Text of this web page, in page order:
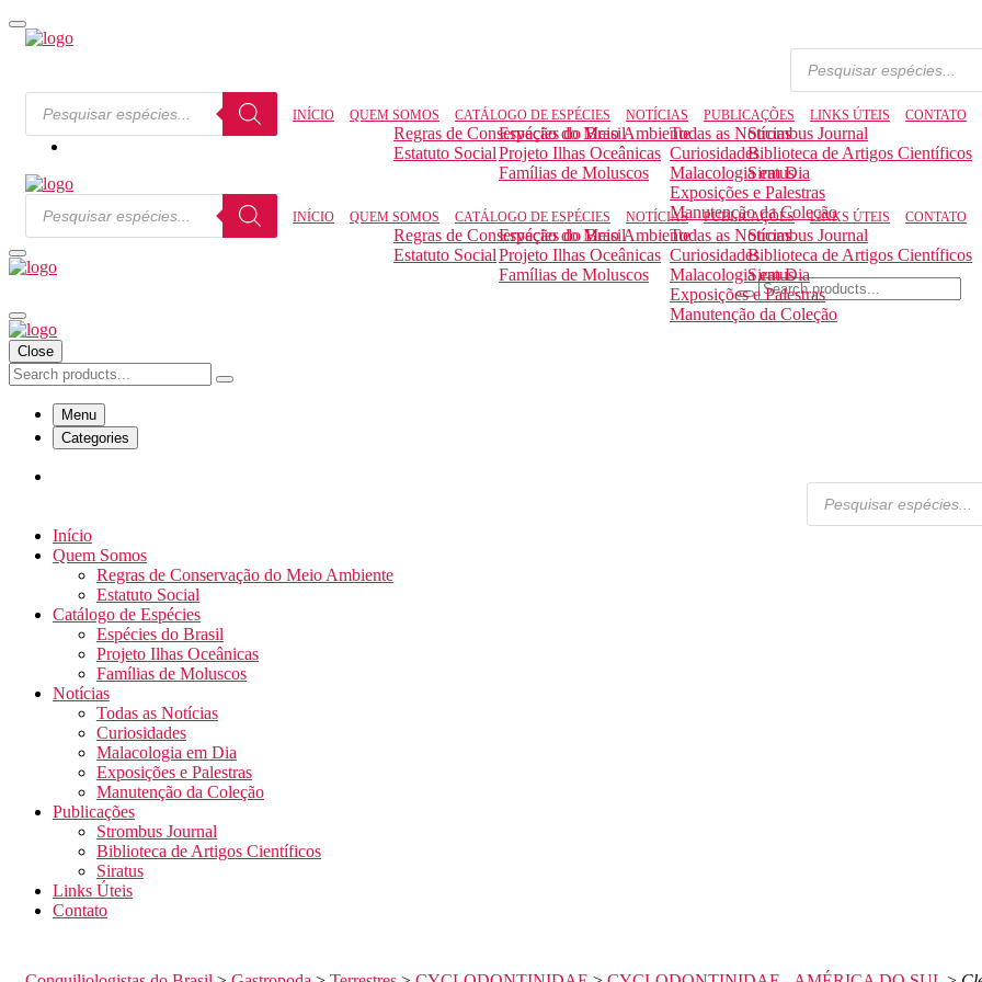
INÍCIO QUEM SOMOS
Regras de Conservação do Meio Ambiente
Estatuto Social
CATÁLOGO DE ESPÉCIES
Espécies do Brasil
Projeto Ilhas Oceânicas
Famílias de Moluscos
NOTÍCIAS
Todas as Notícias
Curiosidades
Malacologia em Dia
Exposições e Palestras
Manutenção da Coleção
PUBLICAÇÕES
Strombus Journal
Biblioteca de Artigos Científicos
Siratus
LINKS ÚTEIS CONTATO
INÍCIO QUEM SOMOS
Regras de Conservação do Meio Ambiente
Estatuto Social
CATÁLOGO DE ESPÉCIES
Espécies do Brasil
Projeto Ilhas Oceânicas
Famílias de Moluscos
NOTÍCIAS
Todas as Notícias
Curiosidades
Malacologia em Dia
Exposições e Palestras
Manutenção da Coleção
PUBLICAÇÕES
Strombus Journal
Biblioteca de Artigos Científicos
Siratus
LINKS ÚTEIS CONTATO
Close
Menu
Categories
Início
Quem Somos
Regras de Conservação do Meio Ambiente
Estatuto Social
Catálogo de Espécies
Espécies do Brasil
Projeto Ilhas Oceânicas
Famílias de Moluscos
Notícias
Todas as Notícias
Curiosidades
Malacologia em Dia
Exposições e Palestras
Manutenção da Coleção
Publicações
Strombus Journal
Biblioteca de Artigos Científicos
Siratus
Links Úteis
Contato